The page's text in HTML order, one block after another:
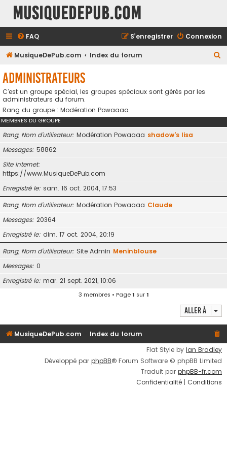
MusiqueDePub.com
FAQ Connexion
S’enregistrer
MusiqueDePub.com Index du forum
Administrateurs
C’est un groupe spécial, les groupes spéciaux sont gérés par les
administrateurs du forum.
Rang du groupe : Modération Powaaaa
MEMBRES DU GROUPE
Rang, Nom d’utilisateur Modération Powaaaa shadow's lisa
Messages 58862
Site Internet
https://www.MusiqueDePub.com
Enregistré le sam. 16 oct. 2004, 17:53
Rang, Nom d’utilisateur Modération Powaaaa Claude
Messages 20364
Enregistré le dim. 17 oct. 2004, 20:19
Rang, Nom d’utilisateur Site Admin Meninblouse
Messages 0
Enregistré le mar. 21 sept. 2021, 10:06
3 membres • Page1 sur1
Aller à
MusiqueDePub.com
Index du forum
Flat Style by Ian Bradley
Développé par phpBB® Forum Software © phpBB Limited
Traduit par phpBB-fr.com
Confidentialité | Conditions